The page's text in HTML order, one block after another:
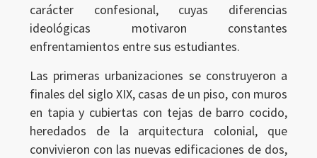
carácter confesional, cuyas diferencias
ideológicas motivaron constantes
enfrentamientos entre sus estudiantes.
Las primeras urbanizaciones se construyeron a
finales del siglo XIX, casas de un piso, con muros
en tapia y cubiertas con tejas de barro cocido,
heredados de la arquitectura colonial, que
convivieron con las nuevas edificaciones de dos,
Ingresar